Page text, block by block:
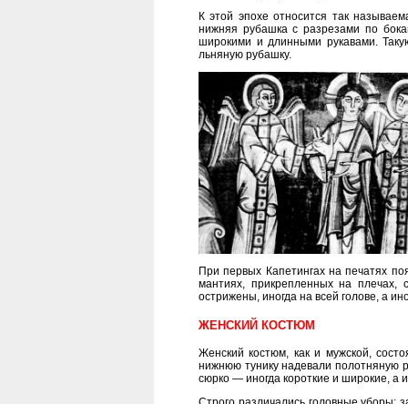
К этой эпохе относится так
нижняя рубашка с разрезами по
широкими и длинными рукавами.
льняную рубашку.
При первых Капетингах на печатях
мантиях, прикрепленных на
острижены, иногда на всей голове, а
ЖЕНСКИЙ КОСТЮМ
Женский костюм, как и мужской,
нижнюю тунику надевали
сюрко — иногда короткие и широкие, а